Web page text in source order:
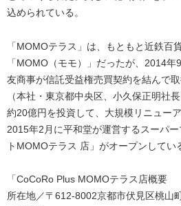
込められている。
「MOMOテラス」は、もともと近鉄百
「MOMO（モモ）」だったが、2014
友商事が信託受益権売買契約を結んで
（本社・東京都中央区、小久保正明社
約20億円を投資して、大規模リニュー
2015年2月に平和堂が運営するスーパ
トMOMOテラス 店」がオープンしてい
「CoCoRo Plus MOMOテラス店概要
所在地／〒612-8002京都市伏見区桃山